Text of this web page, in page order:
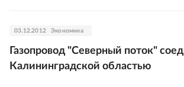
03.12.2012 Экономика
Газопровод "Северный поток"
Калининградской областью